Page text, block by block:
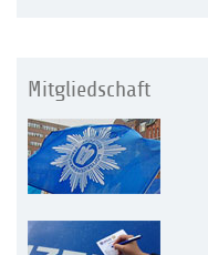
Mitgliedschaft